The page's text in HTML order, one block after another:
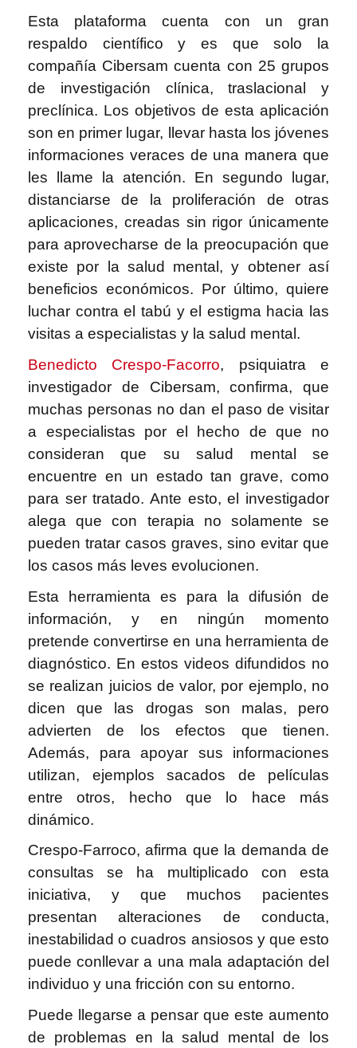
Esta plataforma cuenta con un gran
respaldo científico y es que solo la
compañía Cibersam cuenta con 25 grupos
de investigación clínica, traslacional y
preclínica. Los objetivos de esta aplicación
son en primer lugar, llevar hasta los jóvenes
informaciones veraces de una manera que
les llame la atención. En segundo lugar,
distanciarse de la proliferación de otras
aplicaciones, creadas sin rigor únicamente
para aprovecharse de la preocupación que
existe por la salud mental, y obtener así
beneficios económicos. Por último, quiere
luchar contra el tabú y el estigma hacia las
visitas a especialistas y la salud mental.
Benedicto Crespo-Facorro, psiquiatra e
investigador de Cibersam, confirma, que
muchas personas no dan el paso de visitar
a especialistas por el hecho de que no
consideran que su salud mental se
encuentre en un estado tan grave, como
para ser tratado. Ante esto, el investigador
alega que con terapia no solamente se
pueden tratar casos graves, sino evitar que
los casos más leves evolucionen.
Esta herramienta es para la difusión de
información, y en ningún momento
pretende convertirse en una herramienta de
diagnóstico. En estos videos difundidos no
se realizan juicios de valor, por ejemplo, no
dicen que las drogas son malas, pero
advierten de los efectos que tienen.
Además, para apoyar sus informaciones
utilizan, ejemplos sacados de películas
entre otros, hecho que lo hace más
dinámico.
Crespo-Farroco, afirma que la demanda de
consultas se ha multiplicado con esta
iniciativa, y que muchos pacientes
presentan alteraciones de conducta,
inestabilidad o cuadros ansiosos y que esto
puede conllevar a una mala adaptación del
individuo y una fricción con su entorno.
Puede llegarse a pensar que este aumento
de problemas en la salud mental de los